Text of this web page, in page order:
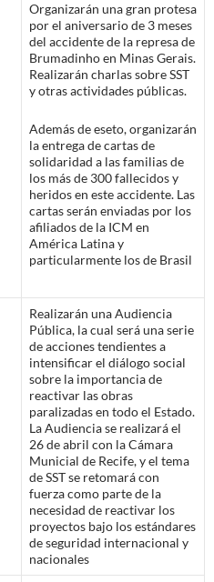
Organizarán una gran protesa
por el aniversario de 3 meses
del accidente de la represa de
Brumadinho en Minas Gerais.
Realizarán charlas sobre SST
y otras actividades públicas.
Además de eseto, organizarán
la entrega de cartas de
solidaridad a las familias de
los más de 300 fallecidos y
heridos en este accidente. Las
cartas serán enviadas por los
afiliados de la ICM en
América Latina y
particularmente los de Brasil
Realizarán una Audiencia
Pública, la cual será una serie
de acciones tendientes a
intensificar el diálogo social
sobre la importancia de
reactivar las obras
paralizadas en todo el Estado.
La Audiencia se realizará el
26 de abril con la Cámara
Municial de Recife, y el tema
de SST se retomará con
fuerza como parte de la
necesidad de reactivar los
proyectos bajo los estándares
de seguridad internacional y
nacionales